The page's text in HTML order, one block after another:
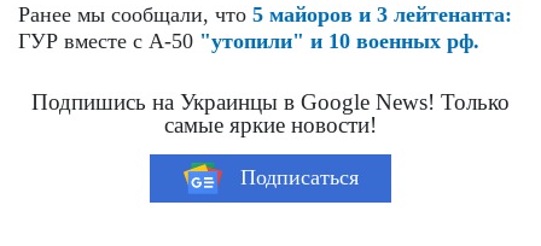
Ранее мы сообщали, что 5 майоров и 3 лейтенанта:
ГУР вместе с А-50 "утопили" и 10 военных рф.
Подпишись на Украинцы в Google News! Только
самые яркие новости!
Подписаться